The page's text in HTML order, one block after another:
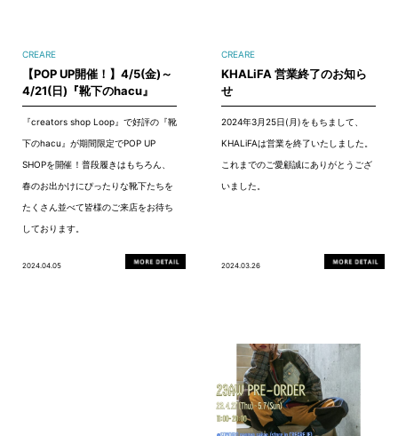
CREARE
【POP UP開催！】4/5(金)～
4/21(日)『靴下のhacu』
『creators shop Loop』で好評の『靴
下のhacu』が期間限定でPOP UP
SHOPを開催！普段履きはもちろん、
春のお出かけにぴったりな靴下たちを
たくさん並べて皆様のご来店をお待ち
しております。
2024.04.05
CREARE
KHALiFA 営業終了のお知ら
せ
2024年3月25日(月)をもちまして、
KHALiFAは営業を終了いたしました。
これまでのご愛顧誠にありがとうござ
いました。
2024.03.26